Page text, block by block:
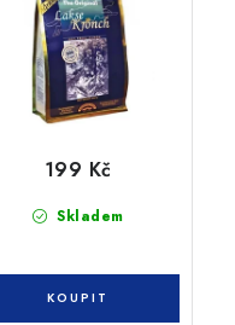
Skladem
199 Kč